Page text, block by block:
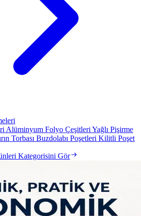
Alüminyum Folyo Çeşitleri Yağlı Pişirme
Torbası Buzdolabı Poşetleri Kilitli Poşet
Kategorisini Gör